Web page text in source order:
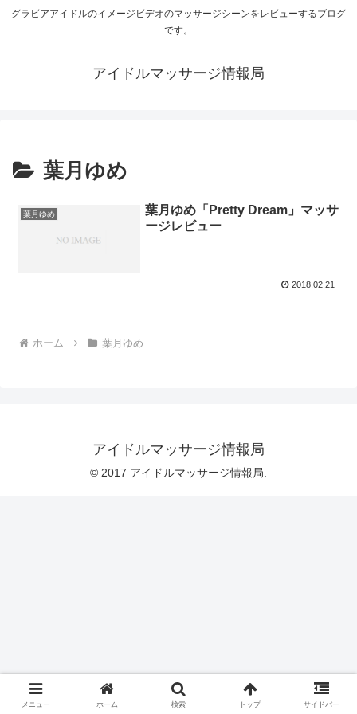
グラビアアイドルのイメージビデオのマッサージシーンをレビューするブログ
です。
アイドルマッサージ情報局
葉月ゆめ
葉月ゆめ
葉月ゆめ「Pretty Dream」マッサ
ージレビュー
2018.02.21
ホーム 葉月ゆめ
アイドルマッサージ情報局
© 2017 アイドルマッサージ情報局.
メニュー ホーム 検索 トップ サイドバー